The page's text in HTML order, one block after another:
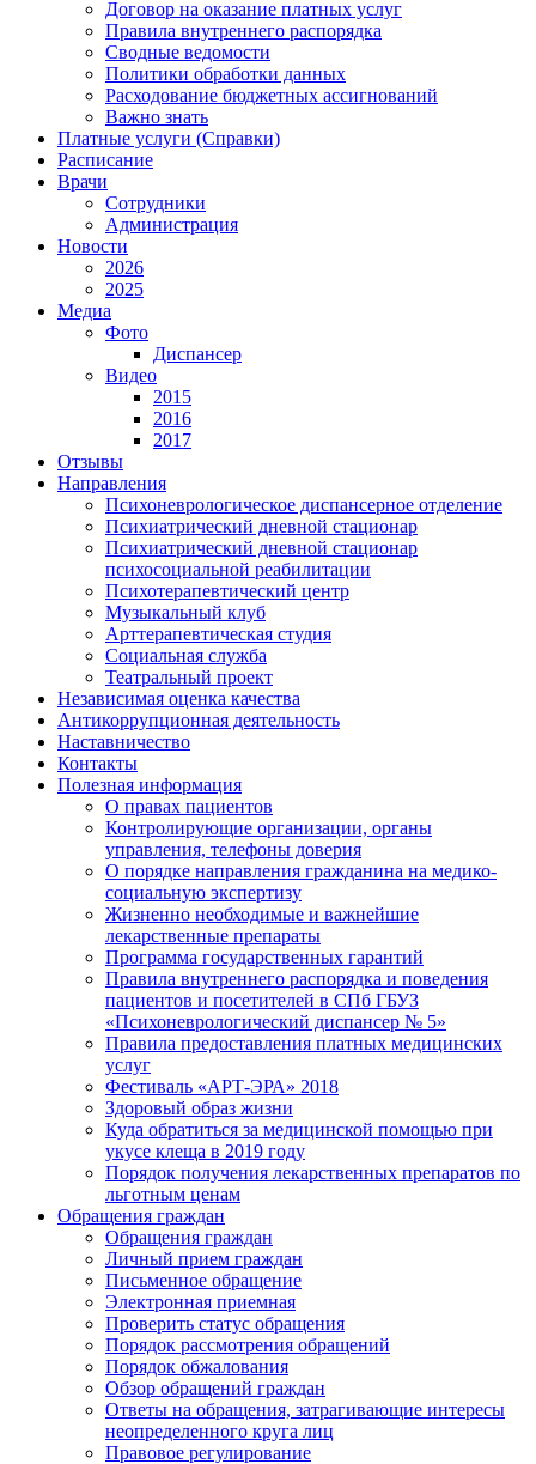
Договор на оказание платных услуг
Правила внутреннего распорядка
Сводные ведомости
Политики обработки данных
Расходование бюджетных ассигнований
Важно знать
Платные услуги (Справки)
Расписание
Врачи
Сотрудники
Администрация
Новости
2026
2025
Медиа
Фото
Диспансер
Видео
2015
2016
2017
Отзывы
Направления
Психоневрологическое диспансерное отделение
Психиатрический дневной стационар
Психиатрический дневной стационар
психосоциальной реабилитации
Психотерапевтический центр
Музыкальный клуб
Арттерапевтическая студия
Социальная служба
Театральный проект
Независимая оценка качества
Антикоррупционная деятельность
Наставничество
Контакты
Полезная информация
О правах пациентов
Контролирующие организации, органы
управления, телефоны доверия
О порядке направления гражданина на медико-
социальную экспертизу
Жизненно необходимые и важнейшие
лекарственные препараты
Программа государственных гарантий
Правила внутреннего распорядка и поведения
пациентов и посетителей в СПб ГБУЗ
«Психоневрологический диспансер № 5»
Правила предоставления платных медицинских
услуг
Фестиваль «АРТ-ЭРА» 2018
Здоровый образ жизни
Куда обратиться за медицинской помощью при
укусе клеща в 2019 году
Порядок получения лекарственных препаратов по
льготным ценам
Обращения граждан
Обращения граждан
Личный прием граждан
Письменное обращение
Электронная приемная
Проверить статус обращения
Порядок рассмотрения обращений
Порядок обжалования
Обзор обращений граждан
Ответы на обращения, затрагивающие интересы
неопределенного круга лиц
Правовое регулирование